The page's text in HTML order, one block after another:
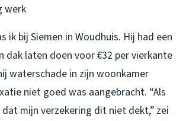
werk
ik bij Siemen in Woudhuis. Hij had een
dak laten doen voor €32 per vierkante
waterschade in zijn woonkamer
niet goed was aangebracht. “Als
mijn verzekering dit niet dekt,” zei